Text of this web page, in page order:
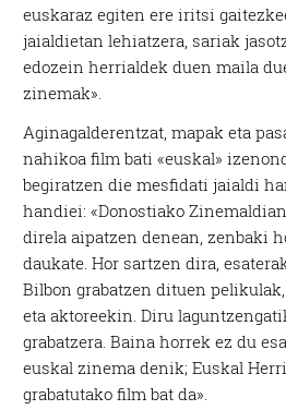
euskaraz egiten ere iritsi
jaialdietan lehiatzera, sariak
edozein herrialdek duen maila
zinemak».
Aginagalderentzat, mapak eta
nahikoa film bati «euskal»
begiratzen die mesfidati jaialdi
handiei: «Donostiako
direla aipatzen denean, zenbaki
daukate. Hor sartzen dira,
Bilbon grabatzen dituen
eta aktoreekin. Diru
grabatzera. Baina horrek ez du
euskal zinema denik; Euskal
grabatutako film bat da».